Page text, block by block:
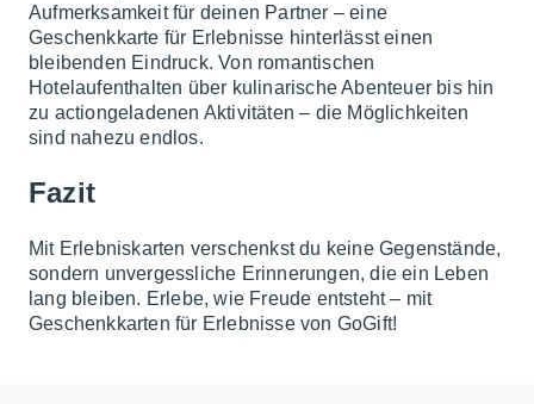
Aufmerksamkeit für deinen Partner – eine
Geschenkkarte für Erlebnisse hinterlässt einen
bleibenden Eindruck. Von romantischen
Hotelaufenthalten über kulinarische Abenteuer bis hin
zu actiongeladenen Aktivitäten – die Möglichkeiten
sind nahezu endlos.
Fazit
Mit Erlebniskarten verschenkst du keine Gegenstände,
sondern unvergessliche Erinnerungen, die ein Leben
lang bleiben. Erlebe, wie Freude entsteht – mit
Geschenkkarten für Erlebnisse von GoGift!